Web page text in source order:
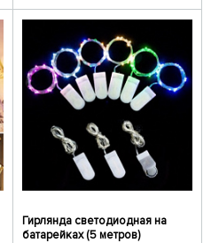
Гирлянда светодиодная на
батарейках (5 метров)